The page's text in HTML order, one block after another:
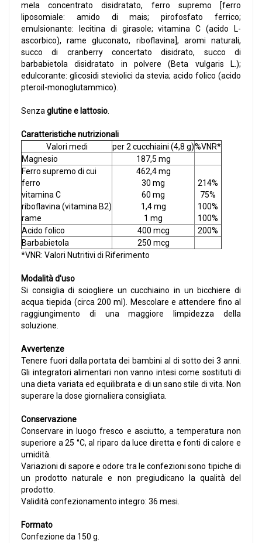
mela concentrato disidratato, ferro supremo [ferro
liposomiale: amido di mais; pirofosfato ferrico;
emulsionante: lecitina di girasole; vitamina C (acido L-
ascorbico), rame gluconato, riboflavina], aromi naturali,
succo di cranberry concertato disidrato, succo di
barbabietola disidratato in polvere (Beta vulgaris L.);
edulcorante: glicosidi steviolici da stevia; acido folico (acido
pteroil-monoglutammico).
Senzaglutine e lattosio.
Caratteristiche nutrizionali
Valori medi
per 2 cucchiaini (4,8 g)%VNR*
Magnesio
187,5 mg
Ferro supremo di cui
ferro
vitamina C
riboflavina (vitamina B2)
rame
462,4 mg
30 mg
60 mg
1,4 mg
1 mg
214%
75%
100%
100%
Acido folico
400 mcg
200%
Barbabietola
250 mcg
*VNR: Valori Nutritivi di Riferimento
Modalità d'uso
Si consiglia di sciogliere un cucchiaino in un bicchiere di
acqua tiepida (circa 200 ml). Mescolare e attendere fino al
raggiungimento di una maggiore limpidezza della
soluzione.
Avvertenze
Tenere fuori dalla portata dei bambini al di sotto dei 3 anni.
Gli integratori alimentari non vanno intesi come sostituti di
una dieta variata ed equilibrata e di un sano stile di vita. Non
superare la dose giornaliera consigliata.
Conservazione
Conservare in luogo fresco e asciutto, a temperatura non
superiore a 25 °C, al riparo da luce diretta e fonti di calore e
umidità.
Variazioni di sapore e odore tra le confezioni sono tipiche di
un prodotto naturale e non pregiudicano la qualità del
prodotto.
Validità confezionamento integro: 36 mesi.
Formato
Confezione da 150 g.